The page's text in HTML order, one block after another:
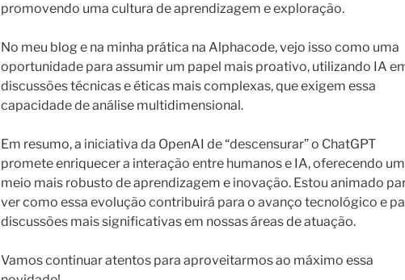
promovendo uma cultura de aprendizagem e exploração.
No meu blog e na minha prática na Alphacode, vejo isso como uma
oportunidade para assumir um papel mais proativo, utilizando IA
discussões técnicas e éticas mais complexas, que exigem essa
capacidade de análise multidimensional.
Em resumo, a iniciativa da OpenAI de “descensurar” o ChatGPT
promete enriquecer a interação entre humanos e IA, oferecendo um
meio mais robusto de aprendizagem e inovação. Estou animado
ver como essa evolução contribuirá para o avanço tecnológico e
discussões mais significativas em nossas áreas de atuação.
Vamos continuar atentos para aproveitarmos ao máximo essa